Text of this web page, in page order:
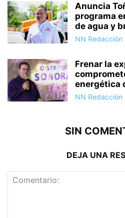
Anuncia
programa
de agua y
NN Redacción
Frenar la
energética
NN Redacción
SIN
DEJA UNA